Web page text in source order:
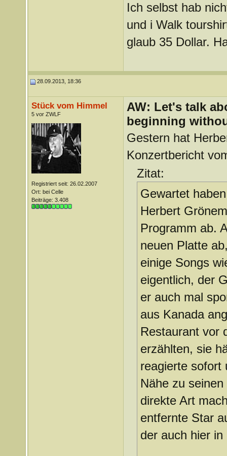
Ich selbst hab
und i Walk
glaub 35 Dollar.
28.09.2013, 18:36
Stück vom Himmel
5 vor ZWLF
Registriert seit: 26.02.2007
Ort: bei Celle
Beiträge: 3.408
AW: Let's talk
beginning
Gestern hat
Konzertbericht
Zitat:
Gewartet
Herbert
Programm ab.
neuen Platte
einige Songs
eigentlich, der
er auch mal
aus Kanada
Restaurant vor
erzählten, sie
reagierte sofort
Nähe zu
direkte Art
entfernte Star
der auch hier